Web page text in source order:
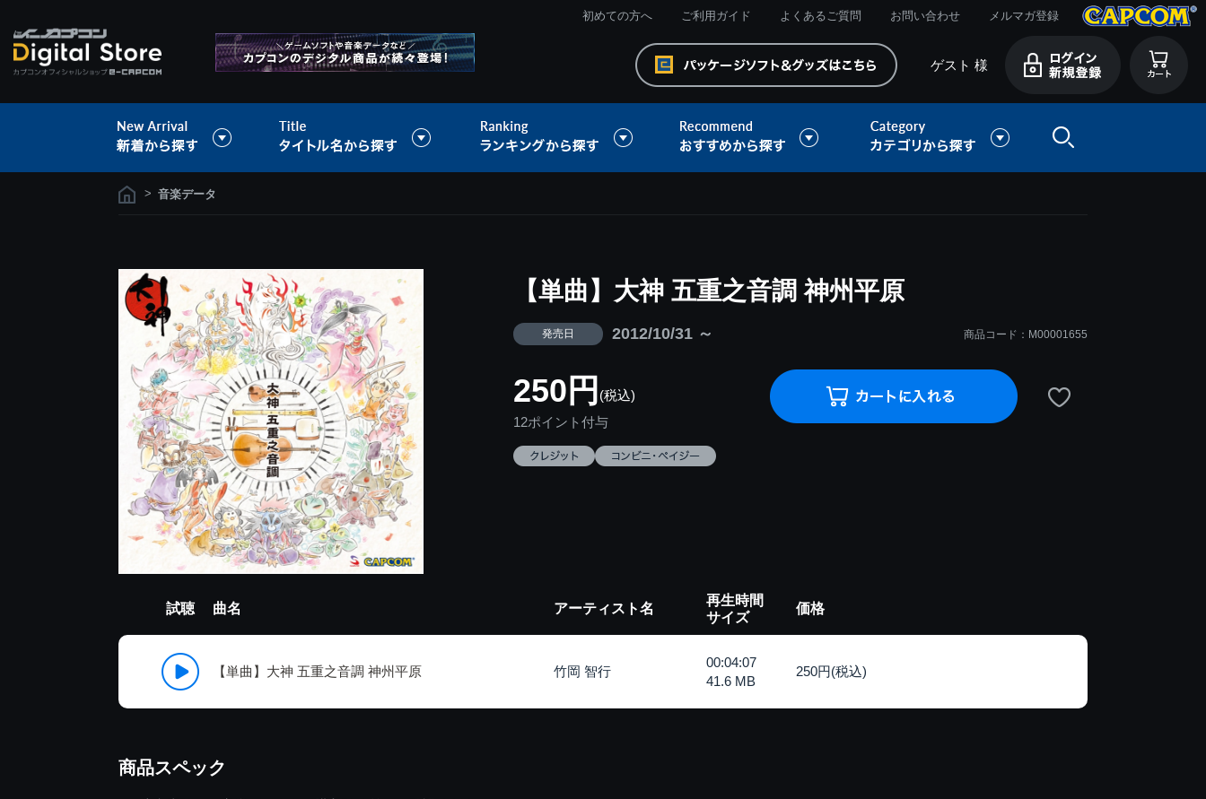
初めての方へ ご利用ガイド よくあるご質問 お問い合わせ メルマガ登録
ゲスト 様
> 音楽データ
【単曲】大神 五重之音調 神州平原
発売日 2012/10/31 ～ 商品コード：M00001655
250円 (税込)
12ポイント付与
試聴 曲名 アーティスト名
再生時間
サイズ
価格
【単曲】大神 五重之音調 神州平原 竹岡 智行
00:04:07
41.6 MB
250円(税込)
商品スペック